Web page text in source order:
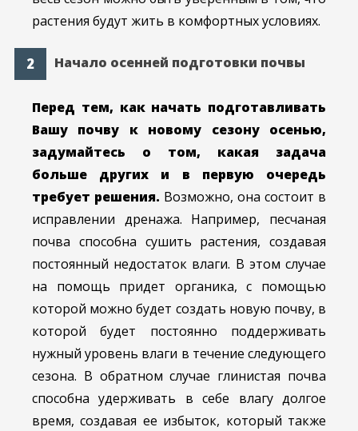
растения будут жить в комфортных условиях.
Начало осенней подготовки почвы
Перед тем, как начать подготавливать
Вашу почву к новому сезону осенью,
задумайтесь о том, какая задача
больше других и в первую очередь
требует решения. Возможно, она состоит в
исправлении дренажа. Например, песчаная
почва способна сушить растения, создавая
постоянный недостаток влаги. В этом случае
на помощь придет органика, с помощью
которой можно будет создать новую почву, в
которой будет постоянно поддерживать
нужный уровень влаги в течение следующего
сезона. В обратном случае глинистая почва
способна удерживать в себе влагу долгое
время, создавая ее избыток, который также